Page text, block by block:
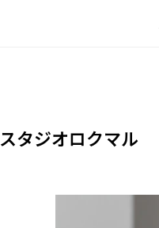
スタジオロクマル